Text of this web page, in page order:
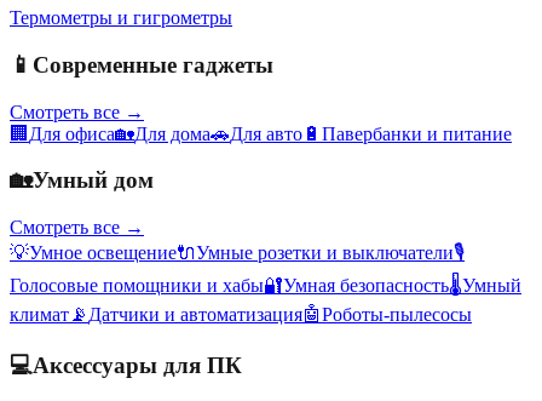
Термометры и гигрометры
📱 Современные гаджеты
Смотреть все →
🏢 Для офиса🏡Для дома🚗Для авто 🔋 Павербанки и питание
🏡Умный дом
Смотреть все →
💡Умное освещение🔌Умные розетки и выключатели🎙️
Голосовые помощники и хабы🔐Умная безопасность🌡️Умный
климат 📡 Датчики и автоматизация🤖Роботы-пылесосы
💻Аксессуары для ПК